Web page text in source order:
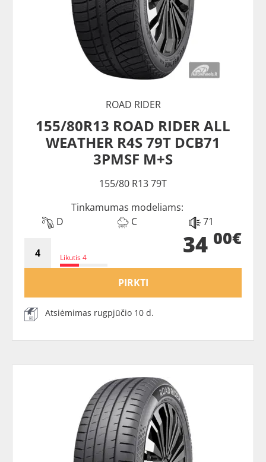
ROAD RIDER
155/80R13 ROAD RIDER ALL
WEATHER R4S 79T DCB71
3PMSF M+S
155/80 R13 79T
Tinkamumas modeliams:
D
C 71
Likutis 4 34 00€
PIRKTI
Atsiėmimas rugpjūčio 10 d.